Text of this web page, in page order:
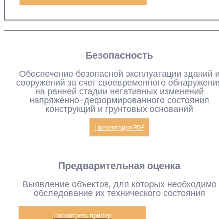
Безопасность
Обеспечение безопасной эксплуатации зданий
сооружений за счет своевременного
на ранней стадии негативных изменений
напряженно-деформированного состояния
конструкций и грунтовых оснований
Презентация PDF
Предварительная оценка
Выявление объектов, для которых необходимо
обследование их технического состояния
Посмотреть пример